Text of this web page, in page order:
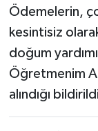
Ödemelerin,
kesintisiz
doğum
Öğretmenim
alındığı